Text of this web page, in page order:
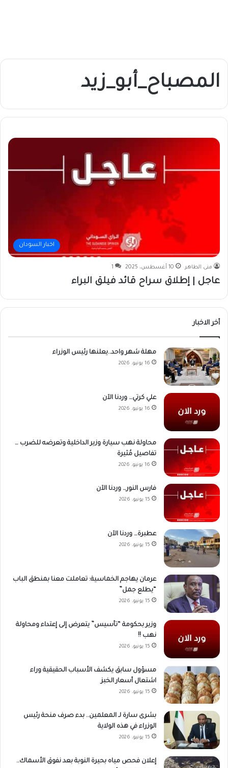
المصباح_أبو_زيد
اخبار السودان
منى الطاهر 10 أغسطس، 2025 1
عاجل | إطلاق سراح قائد فيلق البراء
أخر الاخبار
مهلة شهر واحد..يعلنها رئيس الوزراء
16 يونيو، 2026
علي كرتي… وردنا الآن
16 يونيو، 2026
محاولة نهب سيارة وزير الداخلية وتعرضه للضرب …
تفاصيل مُثيرة
16 يونيو، 2026
فارس النور… وردنا الآن
15 يونيو، 2026
عطبرة… وردنا الآن
15 يونيو، 2026
عرمان يهاجم الخماسية: تعاملت معنا بمنطق الباب
“يطلع جمل”
15 يونيو، 2026
وزير بحكومة “تأسيس” يتعرض إلى إعتداء ومحاولة
نهب !!
15 يونيو، 2026
مسؤول سابق يكشف الأسباب الحقيقية وراء
اشتعال أسعار الخبز
15 يونيو، 2026
بشرى سارة لـ المعلمين.. بدء صرف منحة رئيس
الوزراء في هذه الولاية
15 يونيو، 2026
إعلان فحص مياه بحيرة النوبة بعد نفوق الأسماك..